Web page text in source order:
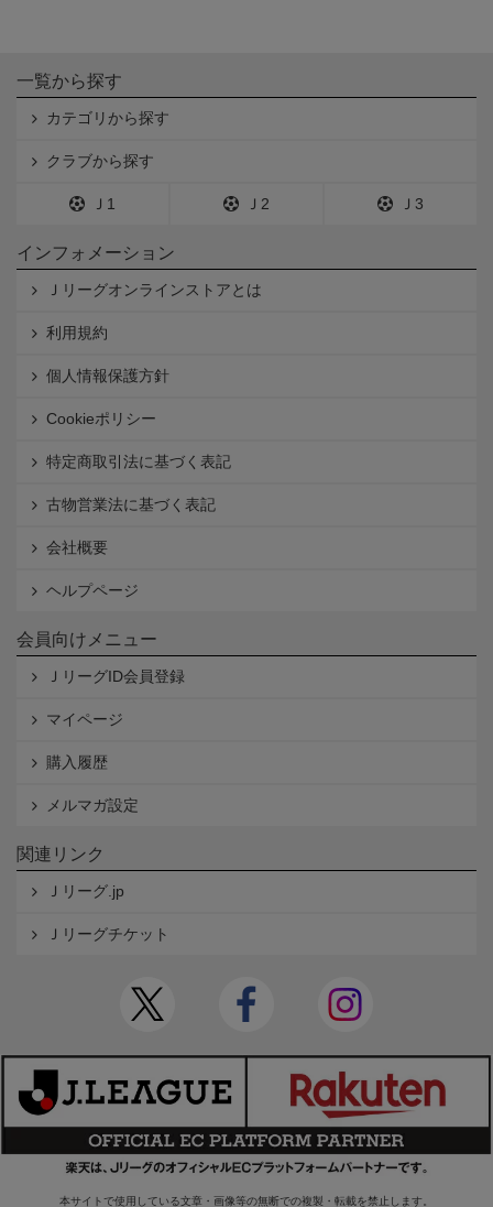
一覧から探す
カテゴリから探す
クラブから探す
Ｊ1 Ｊ2 Ｊ3
インフォメーション
Ｊリーグオンラインストアとは
利用規約
個人情報保護方針
Cookieポリシー
特定商取引法に基づく表記
古物営業法に基づく表記
会社概要
ヘルプページ
会員向けメニュー
ＪリーグID会員登録
マイページ
購入履歴
メルマガ設定
関連リンク
Ｊリーグ.jp
Ｊリーグチケット
本サイトで使用している文章・画像等の無断での複製・転載を禁止します。